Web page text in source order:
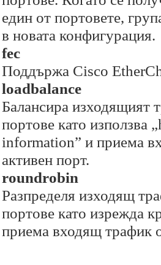
един от портовете,
в новата конфигурация.
fec
Поддържа Cisco
loadbalance
Балансира изходящият
портове като използва
information” и приема
активен порт.
roundrobin
Разпределя изходящ
портове като изрежда
приема входящ трафик